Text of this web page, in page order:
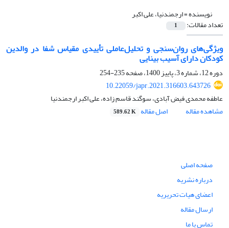
نویسنده =ارجمندنیا، علی اکبر
تعداد مقالات: 1
ویژگی‌های روان‌سنجی و تحلیل‌عاملی تأییدی مقیاس شفا در والدین
کودکان دارای آسیب بینایی
دوره 12، شماره 3، پاییز 1400، صفحه
235-254
10.22059/japr.2021.316603.643726
عاطفه محمدی فیض آبادی، سوگند قاسم زاده، علی اکبر ارجمندنیا
مشاهده مقاله
اصل مقاله 589.62 K
صفحه اصلی
درباره نشریه
اعضای هیات تحریریه
ارسال مقاله
تماس با ما